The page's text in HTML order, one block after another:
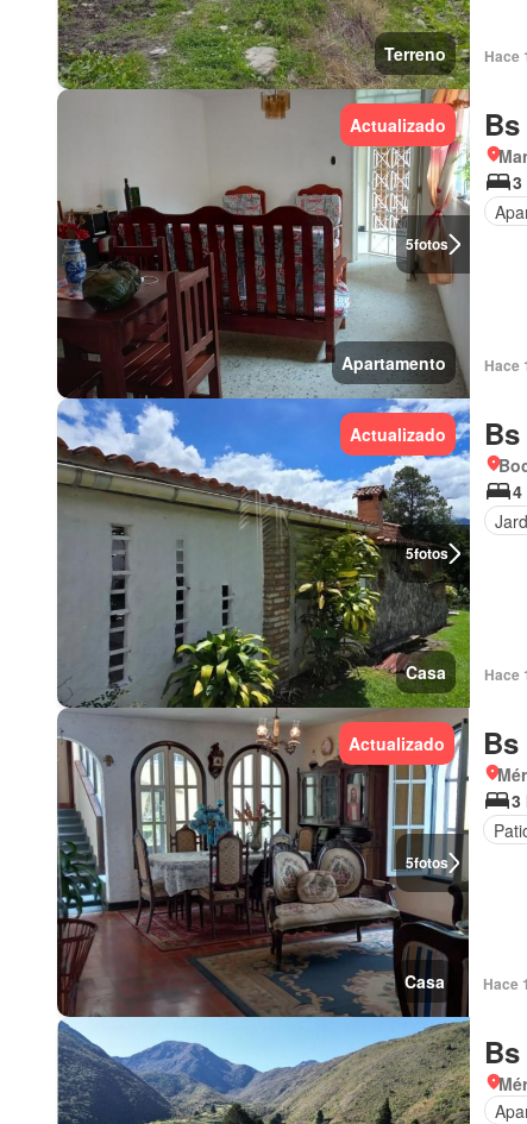
Terreno Hace
5fotos
Actualizado
Apartamento
3
Hace
5fotos
Actualizado
Casa
4
Hace
5fotos
Actualizado
Casa
Bs
3
Hace